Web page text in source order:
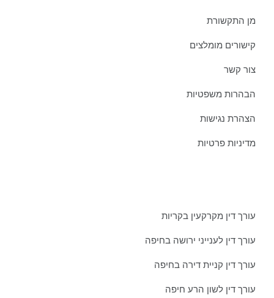
מן התקשורת
קישורים מומלצים
צור קשר
הבהרות משפטיות
הצהרת נגישות
מדיניות פרטיות
עורך דין מקרקעין בקריות
עורך דין לענייני ירושה בחיפה
עורך דין קניית דירה בחיפה
עורך דין לשון הרע חיפה